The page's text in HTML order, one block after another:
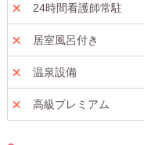
24時間看護師常駐
居室風呂付き
温泉設備
高級プレミアム